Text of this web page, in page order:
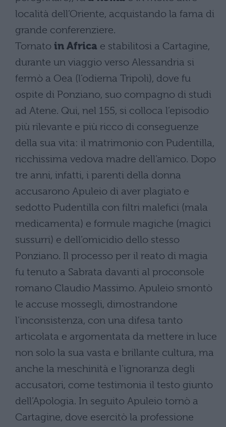
località dell’Oriente, acquistando la fama di
grande conferenziere.
Tornato in Africa e stabilitosi a Cartagine,
durante un viaggio verso Alessandria si
fermò a Oea (l’odierna Tripoli), dove fu
ospite di Ponziano, suo compagno di studi
ad Atene. Qui, nel 155, si colloca l’episodio
più rilevante e più ricco di conseguenze
della sua vita: il matrimonio con Pudentilla,
ricchissima vedova madre dell’amico. Dopo
tre anni, infatti, i parenti della donna
accusarono Apuleio di aver plagiato e
sedotto Pudentilla con filtri malefici (mala
medicamenta) e formule magiche (magici
sussurri) e dell’omicidio dello stesso
Ponziano. Il processo per il reato di magia
fu tenuto a Sabrata davanti al proconsole
romano Claudio Massimo. Apuleio smontò
le accuse mossegli, dimostrandone
l’inconsistenza, con una difesa tanto
articolata e argomentata da mettere in luce
non solo la sua vasta e brillante cultura, ma
anche la meschinità e l’ignoranza degli
accusatori, come testimonia il testo giunto
dell’Apologia. In seguito Apuleio tornò a
Cartagine, dove esercitò la professione